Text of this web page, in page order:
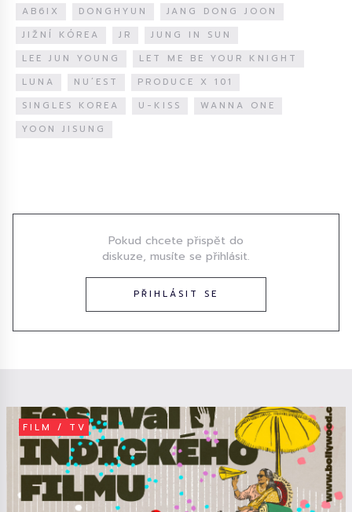
AB6IX DONGHYUN
JANG DONG JOON
JIŽNÍ KÓREA
JR
JUNG IN SUN
LEE JUN YOUNG
LET ME BE YOUR KNIGHT
LUNA
NU’EST
PRODUCE X 101
SINGLES KOREA
U-KISS
WANNA ONE
YOON JISUNG
Pokud chcete přispět do
diskuze, musíte se přihlásit.
PŘIHLÁSIT SE
FILM / TV